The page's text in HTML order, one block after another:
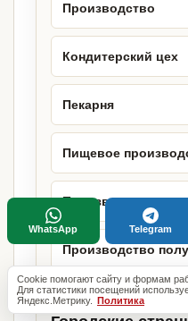
Производство
Кондитерский цех
Пекарня
Пищевое
Производство
Производство
Cookie помогают сайту и формам
Для статистики посещений
Яндекс.Метрику. Политика
WhatsApp Telegram